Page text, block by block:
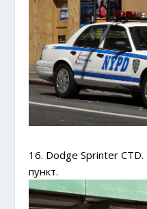
16. Dodge Sprinter
пункт.